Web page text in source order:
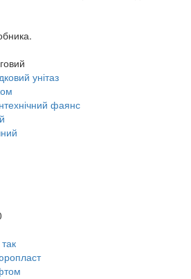
унітаз
фаянс
так